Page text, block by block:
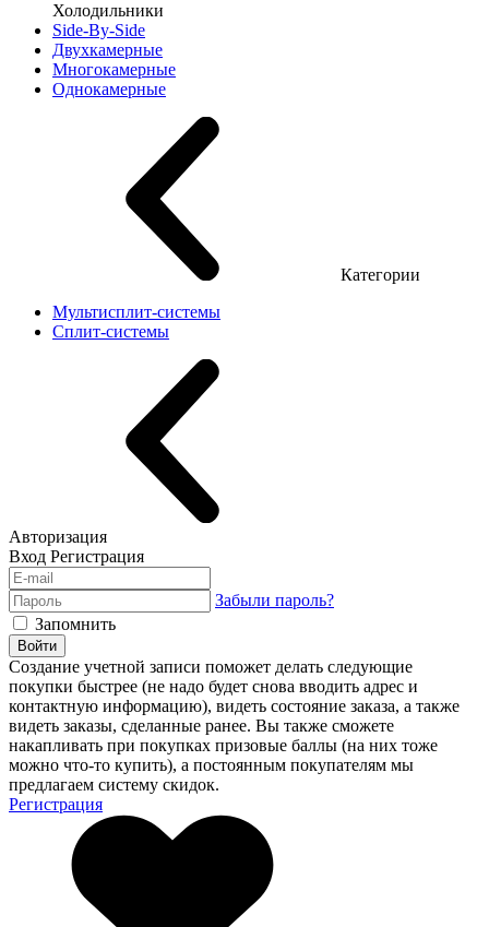
Холодильники
Side-By-Side
Двухкамерные
Многокамерные
Однокамерные
Категории
Мультисплит-системы
Сплит-системы
Авторизация
Вход Регистрация
Забыли пароль?
Запомнить
Войти
Создание учетной записи поможет делать следующие
покупки быстрее (не надо будет снова вводить адрес и
контактную информацию), видеть состояние заказа, а также
видеть заказы, сделанные ранее. Вы также сможете
накапливать при покупках призовые баллы (на них тоже
можно что-то купить), а постоянным покупателям мы
предлагаем систему скидок.
Регистрация